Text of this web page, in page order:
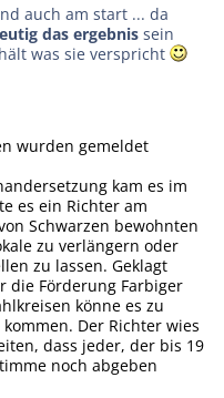
auch am start ... da
das ergebnis sein
was sie verspricht
wurden gemeldet
kam es im
es ein Richter am
Schwarzen bewohnten
zu verlängern oder
zu lassen. Geklagt
die Förderung Farbiger
könne es zu
Der Richter wies
dass jeder, der bis 19
noch abgeben